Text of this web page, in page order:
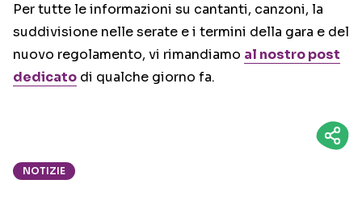
Per tutte le informazioni su cantanti, canzoni, la
suddivisione nelle serate e i termini della gara e del
nuovo regolamento, vi rimandiamo al nostro post
dedicato di qualche giorno fa.
NOTIZIE